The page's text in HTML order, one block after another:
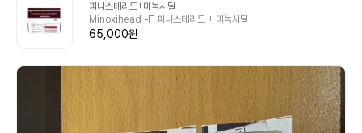
피나스테리드+미녹시딜
Minoxihead -F 피나스테리드 + 미녹시딜
65,000원